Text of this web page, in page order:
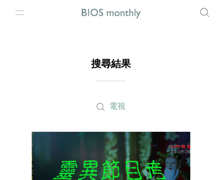
搜尋結果
電視